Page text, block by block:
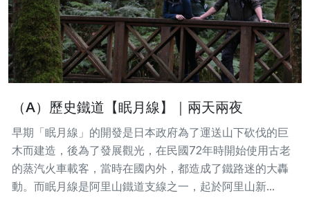
（A）歷史鐵道【眠月線】｜兩天兩夜
早期「眠月線」的開發是日本政府為了運送山下砍伐的巨
木而建造，後為了發展觀光，在民國72年時開始使用古老
的蒸汽火車載客，當時在國內外，都造成了鐵路迷的大轟
動。而眠月線是阿里山鐵道支線之一，起於阿里山新...